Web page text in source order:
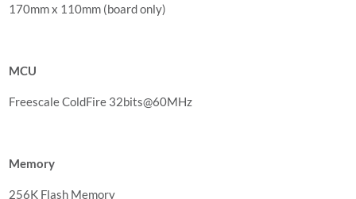
170mm x 110mm (board only)
MCU
Freescale ColdFire 32bits@60MHz
Memory
256K Flash Memory